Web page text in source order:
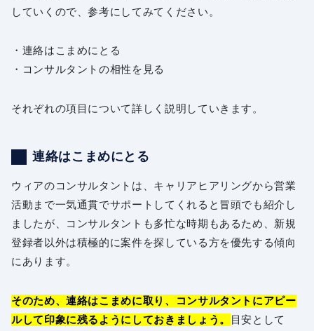
していくので、参考にしてみてください。
・連絡はこまめにとる
・コンサルタントの相性を見る
それぞれの項目について詳しく説明していきます。
連絡はこまめにとる
ウィアのコンサルタントは、キャリアヒアリングから営業
活動まで一気通貫でサポートしてくれると冒頭でも紹介し
ましたが、コンサルタントも多忙な時期もあるため、新規
登録者以外は積極的に案件を探している方を優先する傾向
にあります。
そのため、連絡はこまめに取り、コンサルタントにアピー
ルして印象に残るようにしておきましょう。
目安として